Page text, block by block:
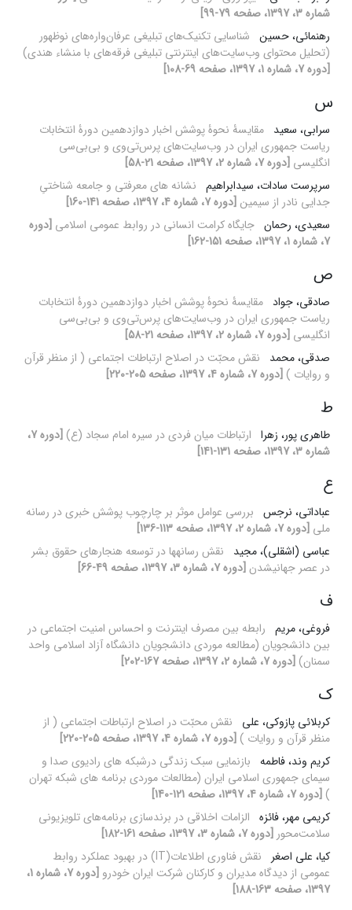
شماره 3، 1397، صفحه 79-99]
رهنمائی، حسین شناسایی تکنیک‌های تبلیغی عرفان‌واره‌های نوظهور
(تحلیل محتوای وب‌سایت‌های اینترنتی تبلیغی فرقه‌های با منشاء هندی)
[دوره 7، شماره 1، 1397، صفحه 69-108]
س
سرابی، سعید مقایسۀ نحوۀ پوشش اخبار دوازدهمین دورۀ انتخابات
ریاست جمهوری ایران در وب‌سایت‌های پرس‌تی‌وی و بی‌بی‌سی
انگلیسی [دوره 7، شماره 2، 1397، صفحه 21-58]
سرپرست سادات، سیدابراهیم نشانه های معرفتی و جامعه شناختیِ
جدایی نادر از سیمین [دوره 7، شماره 4، 1397، صفحه 141-160]
سعیدی، رحمان جایگاه کرامت انسانی در روابط عمومی اسلامی [دوره
7، شماره 1، 1397، صفحه 151-162]
ص
صادقی، جواد مقایسۀ نحوۀ پوشش اخبار دوازدهمین دورۀ انتخابات
ریاست جمهوری ایران در وب‌سایت‌های پرس‌تی‌وی و بی‌بی‌سی
انگلیسی [دوره 7، شماره 2، 1397، صفحه 21-58]
صدقی، محمد
نقش محبّت در اصلاح ارتباطات اجتماعی ( از منظر قرآن
و روایات ) [دوره 7، شماره 4، 1397، صفحه 205-220]
ط
طاهری پور، زهرا ارتباطات میان فردی در سیره امام سجاد (ع)
[دوره 7،
شماره 3، 1397، صفحه 131-141]
ع
عباداتی، نرجس بررسی عوامل موثر بر چارچوب پوشش خبری در رسانه
ملی [دوره 7، شماره 2، 1397، صفحه 113-136]
عباسی (اشقلی)، مجید
نقش رسانه‎ها در توسعه هنجارهای حقوق بشر
در عصر جهانی‎شدن
[دوره 7، شماره 3، 1397، صفحه 49-66]
ف
فروغی، مریم رابطه بین مصرف اینترنت و احساس امنیت اجتماعی در
بین دانشجویان (مطالعه موردی دانشجویان دانشگاه آزاد اسلامی واحد
سمنان) [دوره 7، شماره 2، 1397، صفحه 167-202]
ک
کربلائی پازوکی، علی
نقش محبّت در اصلاح ارتباطات اجتماعی ( از
منظر قرآن و روایات ) [دوره 7، شماره 4، 1397، صفحه 205-220]
کریم وند، فاطمه بازنمایی سبک زندگی درشبکه های رادیوی صدا و
سیمای جمهوری اسلامی ایران (مطالعات موردی برنامه های شبکه تهران
) [دوره 7، شماره 4، 1397، صفحه 121-140]
کریمی مهر، فائزه الزامات اخلاقی در برند‌سازی برنامه‌های تلویزیونی
سلامت‌محور [دوره 7، شماره 3، 1397، صفحه 161-182]
کیا، علی اصغر
نقش فناوری اطلاعات(IT) در بهبود عملکرد روابط
عمومی از دیدگاه مدیران و کارکنان شرکت ایران خودرو
[دوره 7، شماره 1،
1397، صفحه 163-188]